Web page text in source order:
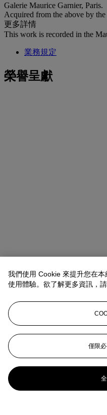
Galerie Maurice Garnier, Paris.
Acquired from the above by the
更多詳情
This work is recorded in the
業務規定
榮譽呈獻
Micol FlocchiniSenior
mflocchini@christies.com+44
更多來自印象派及
賣）
我們使用 Cookie 來提升您在
使用體驗。欲了解更多資訊，
僅限